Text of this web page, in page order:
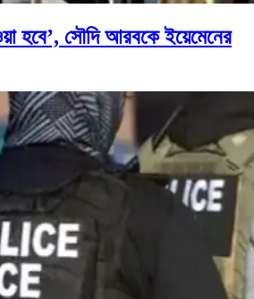
হবে’, সৌদি আরবকে ইয়েমেনের